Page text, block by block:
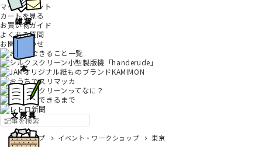
マイアカウント
カートを見る
お買い物ガイド
よくある質問
お問い合わせ
記事トップ イベント・ワークショップ 東京